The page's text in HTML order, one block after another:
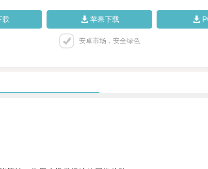
载 苹果下载
安卓市场，安全绿色